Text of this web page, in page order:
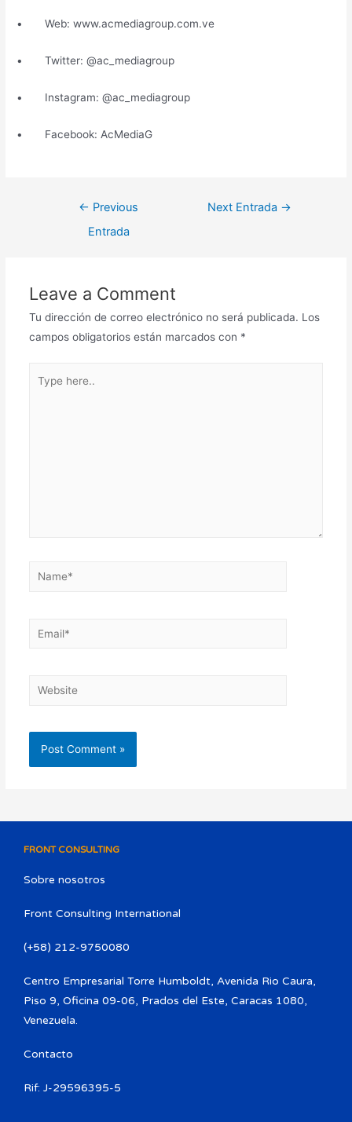
• Web: www.acmediagroup.com.ve
• Twitter: @ac_mediagroup
• Instagram: @ac_mediagroup
• Facebook: AcMediaG
← Previous
Entrada
Next Entrada →
Leave a Comment
Tu dirección de correo electrónico no será publicada. Los
campos obligatorios están marcados con *
FRONT CONSULTING
Sobre nosotros
Front Consulting International
(+58) 212-9750080​
Centro Empresarial Torre Humboldt, Avenida Rio Caura,
Piso 9, Oficina 09-06, Prados del Este, Caracas 1080,
Venezuela.
Contacto
Rif: J-29596395-5